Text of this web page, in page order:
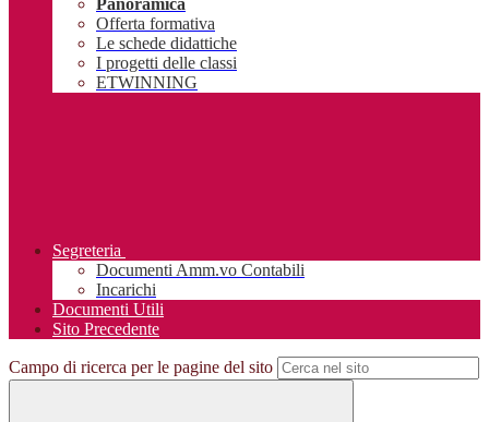
Panoramica
Offerta formativa
Le schede didattiche
I progetti delle classi
ETWINNING
Segreteria
Documenti Amm.vo Contabili
Incarichi
Documenti Utili
Sito Precedente
Campo di ricerca per le pagine del sito